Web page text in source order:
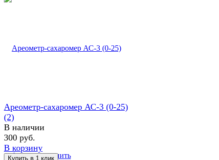
избранное сравнить
Ареометр-сахаромер АС-3 (0-25)
(2)
В наличии
300 руб.
В корзину